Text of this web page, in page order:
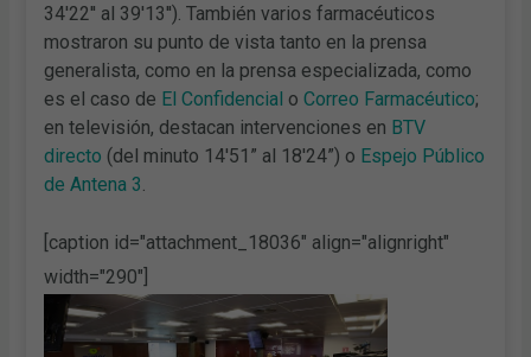
34'22'' al 39'13''). También varios farmacéuticos
mostraron su punto de vista tanto en la prensa
generalista, como en la prensa especializada, como
es el caso de El Confidencial oCorreo Farmacéutico;
en televisión, destacan intervenciones en BTV
directo (del minuto 14'51” al 18'24”) o Espejo Público
de Antena 3
[caption id="attachment_18036" align="alignright"
width="290"]